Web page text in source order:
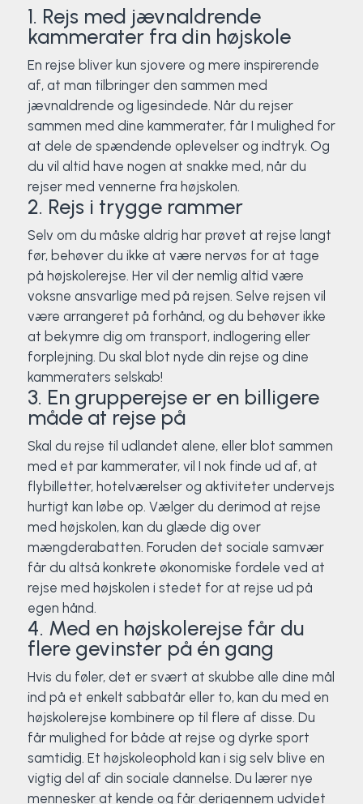
1. Rejs med jævnaldrende
kammerater fra din højskole
En rejse bliver kun sjovere og mere inspirerende
af, at man tilbringer den sammen med
jævnaldrende og ligesindede. Når du rejser
sammen med dine kammerater, får I mulighed for
at dele de spændende oplevelser og indtryk. Og
du vil altid have nogen at snakke med, når du
rejser med vennerne fra højskolen.
2. Rejs i trygge rammer
Selv om du måske aldrig har prøvet at rejse langt
før, behøver du ikke at være nervøs for at tage
på højskolerejse. Her vil der nemlig altid være
voksne ansvarlige med på rejsen. Selve rejsen vil
være arrangeret på forhånd, og du behøver ikke
at bekymre dig om transport, indlogering eller
forplejning. Du skal blot nyde din rejse og dine
kammeraters selskab!
3. En grupperejse er en billigere
måde at rejse på
Skal du rejse til udlandet alene, eller blot sammen
med et par kammerater, vil I nok finde ud af, at
flybilletter, hotelværelser og aktiviteter undervejs
hurtigt kan løbe op. Vælger du derimod at rejse
med højskolen, kan du glæde dig over
mængderabatten. Foruden det sociale samvær
får du altså konkrete økonomiske fordele ved at
rejse med højskolen i stedet for at rejse ud på
egen hånd.
4. Med en højskolerejse får du
flere gevinster på én gang
Hvis du føler, det er svært at skubbe alle dine mål
ind på et enkelt sabbatår eller to, kan du med en
højskolerejse kombinere op til flere af disse. Du
får mulighed for både at rejse og dyrke sport
samtidig. Et højskoleophold kan i sig selv blive en
vigtig del af din sociale dannelse. Du lærer nye
mennesker at kende og får derigennem udvidet
Spring
Styrketræning
Surf
SUP
Svømning og Livredning
Tons og teambuilding
Vandsport
Volleyball
Yoga